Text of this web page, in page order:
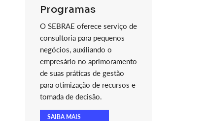
Programas
O SEBRAE oferece serviço de
consultoria para pequenos
negócios, auxiliando o
empresário no aprimoramento
de suas práticas de gestão
para otimização de recursos e
tomada de decisão.
SAIBA MAIS